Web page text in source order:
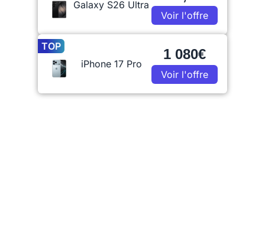
Galaxy S26 Ultra
Voir l'offre
TOP
iPhone 17 Pro
1 080€
Voir l'offre